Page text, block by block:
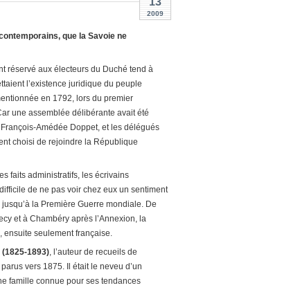
2009
que la Savoie ne
réservé aux électeurs du Duché tend à
l’existence juridique du peuple
en 1792, lors du premier
une assemblée délibérante avait été
Amédée Doppet, et les délégués
choisi de rejoindre la République
faits administratifs, les écrivains
de ne pas voir chez eux un sentiment
la Première Guerre mondiale. De
et à Chambéry après l’Annexion, la
ensuite seulement française.
1893), l’auteur de recueils de
vers 1875. Il était le neveu d’un
famille connue pour ses tendances